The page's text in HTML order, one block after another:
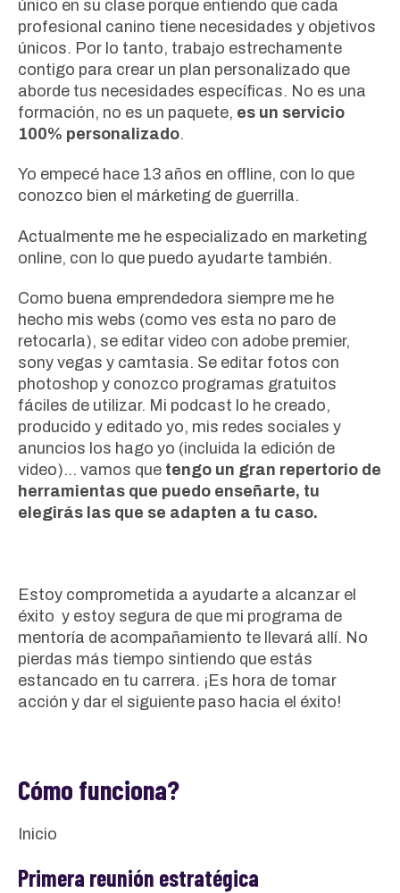
único en su clase porque entiendo que cada
profesional canino tiene necesidades y objetivos
únicos. Por lo tanto, trabajo estrechamente
contigo para crear un plan personalizado que
aborde tus necesidades específicas. No es una
formación, no es un paquete, es un servicio
100% personalizado.
Yo empecé hace 13 años en offline, con lo que
conozco bien el márketing de guerrilla.
Actualmente me he especializado en marketing
online, con lo que puedo ayudarte también.
Como buena emprendedora siempre me he
hecho mis webs (como ves esta no paro de
retocarla), se editar video con adobe premier,
sony vegas y camtasia. Se editar fotos con
photoshop y conozco programas gratuitos
fáciles de utilizar. Mi podcast lo he creado,
producido y editado yo, mis redes sociales y
anuncios los hago yo (incluida la edición de
video)… vamos que tengo un gran repertorio de
herramientas que puedo enseñarte, tu
elegirás las que se adapten a tu caso.
Estoy comprometida a ayudarte a alcanzar el
éxito y estoy segura de que mi programa de
mentoría de acompañamiento te llevará allí. No
pierdas más tiempo sintiendo que estás
estancado en tu carrera. ¡Es hora de tomar
acción y dar el siguiente paso hacia el éxito!
Cómo funciona?
Inicio
Primera reunión estratégica